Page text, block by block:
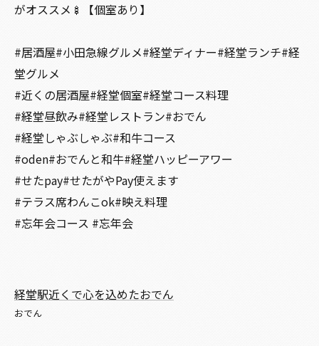
がオススメ🍢【個室あり】
#居酒屋#小田急線グルメ#経堂ディナー#経堂ランチ#経
堂グルメ
#近くの居酒屋#経堂個室#経堂コース料理
#経堂昼飲み#経堂レストラン#おでん
#経堂しゃぶしゃぶ#和牛コース
#oden#おでんと和牛#経堂ハッピーアワー
#せたpay#せたがやPay使えます
#テラス席わんこok#映え料理
#忘年会コース #忘年会
経堂駅近くで心を込めたおでん
おでん